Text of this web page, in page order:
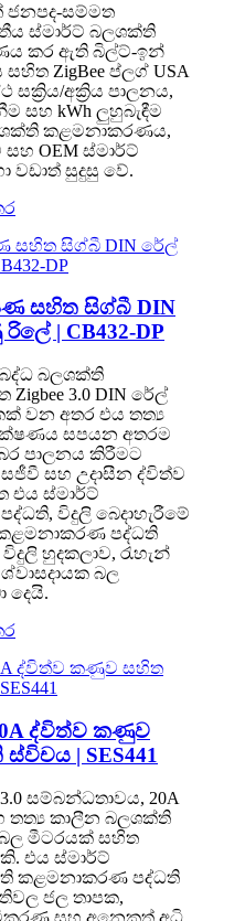
ජනපද-සම්මත
ස්මාර්ට් බලශක්ති
කර ඇති බිල්ට්-ඉන්
ZigBee ප්ලග් USA
සක්‍රිය/අක්‍රිය පාලනය,
සහ kWh ලුහුබැඳීම
කළමනාකරණය,
OEM ස්මාර්ට්
වඩාත් සුදුසු වේ.
සහිත සිග්බී DIN
| CB432-DP
බලශක්ති
3.0 DIN රේල්
වන අතර එය තත්‍ය
සපයන අතරම
බර පාලනය කිරීමට
සහ උදාසීන ද්විත්ව
එය ස්මාර්ට්
විදුලි බෙදාහැරීමේ
පද්ධති
හුදකලාව, රැහැන්
බල
දෙයි.
ද්විත්ව කණුව
| SES441
3.0 සම්බන්ධතාවය, 20A
තත්‍ය කාලීන බලශක්ති
මීටරයක් ​​සහිත
එය ස්මාර්ට්
කළමනාකරණ පද්ධති
ජල තාපක,
සහ අනෙකුත් අධි